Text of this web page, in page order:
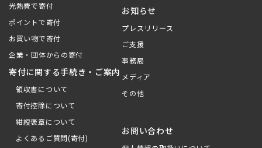
光熱費で寄付
ポイントで寄付
お買い物で寄付
企業・団体からの寄付
寄付に関する手続き・ご案内
領収書について
寄付控除について
紺綬褒章について
よくあるご質問(寄付)
お知らせ
プレスリリース
ご支援
事務局
メディア
その他
お問い合わせ